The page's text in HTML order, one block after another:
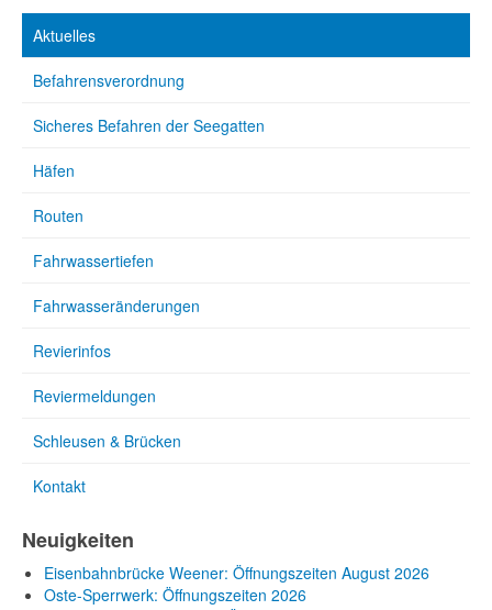
Aktuelles
Befahrensverordnung
Sicheres Befahren der Seegatten
Häfen
Routen
Fahrwassertiefen
Fahrwasseränderungen
Revierinfos
Reviermeldungen
Schleusen & Brücken
Kontakt
Neuigkeiten
Eisenbahnbrücke Weener: Öffnungszeiten August 2026
Oste-Sperrwerk: Öffnungszeiten 2026